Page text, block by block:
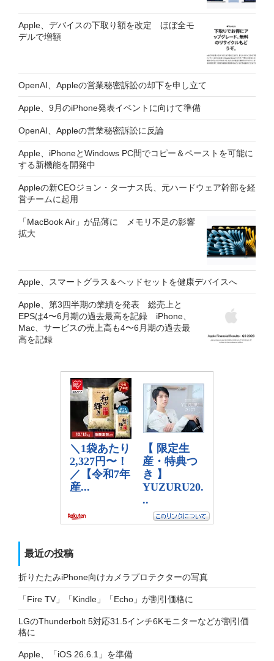
Apple、デバイスの下取り額を改定 ほぼ全モ
デルで増額
OpenAI、Appleの営業秘密訴訟の却下を申し立て
Apple、9月のiPhone発表イベントに向けて準備
OpenAI、Appleの営業秘密訴訟に反論
Apple、iPhoneとWindows PC間でコピー＆ペーストを可能に
する新機能を開発中
Appleの新CEOジョン・ターナス氏、元ハードウェア幹部を経
営チームに起用
「MacBook Air」が品薄に メモリ不足の影響
拡大
Apple、スマートグラス＆ヘッドセットを健康デバイスへ
Apple、第3四半期の業績を発表 総売上と
EPSは4〜6月期の過去最高を記録 iPhone、
Mac、サービスの売上高も4〜6月期の過去最
高を記録
最近の投稿
折りたたみiPhone向けカメラプロテクターの写真
「Fire TV」「Kindle」「Echo」が割引価格に
LGのThunderbolt 5対応31.5インチ6Kモニターなどが割引価
格に
Apple、「iOS 26.6.1」を準備